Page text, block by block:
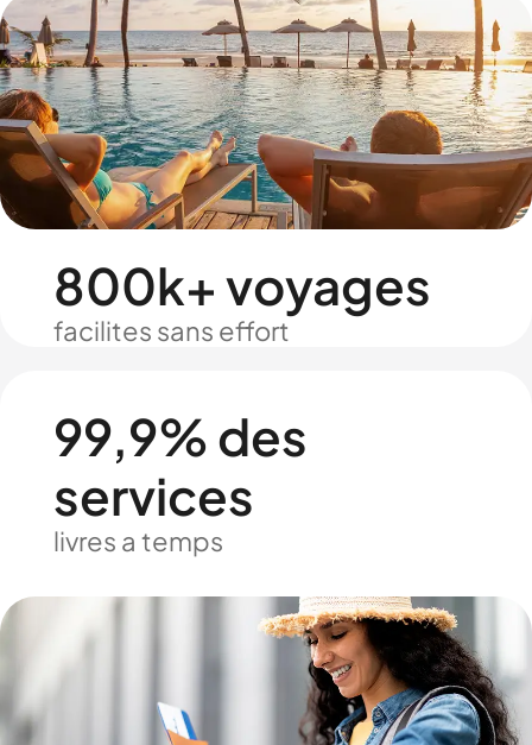
800k+ voyages
facilites sans effort
99,9% des
services
livres a temps